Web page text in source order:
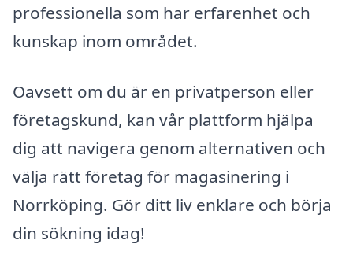
professionella som har erfarenhet och
kunskap inom området.
Oavsett om du är en privatperson eller
företagskund, kan vår plattform hjälpa
dig att navigera genom alternativen och
välja rätt företag för magasinering i
Norrköping. Gör ditt liv enklare och börja
din sökning idag!